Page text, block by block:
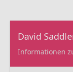
David
Informationen